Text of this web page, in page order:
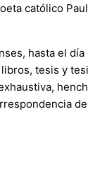
católico
hasta el día
tesis y